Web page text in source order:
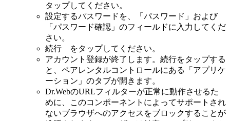
タップしてください。
設定するパスワードを、「パスワード」および
「パスワード確認」のフィールドに入力してくだ
さい。
続行 をタップしてください。
アカウント登録が終了します。続行をタップする
と、ペアレンタルコントロールにある「アプリケ
ーション」のタブが開きます。
Dr.WebのURLフィルターが正常に動作させるた
めに、このコンポーネントによってサポートされ
ないブラウザへのアクセスをブロックすることが